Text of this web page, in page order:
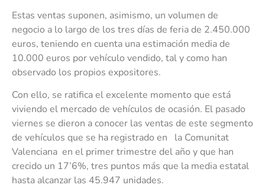
Estas ventas suponen, asimismo, un volumen de
negocio a lo largo de los tres días de feria de 2.450.000
euros, teniendo en cuenta una estimación media de
10.000 euros por vehículo vendido, tal y como han
observado los propios expositores.
Con ello, se ratifica el excelente momento que está
viviendo el mercado de vehículos de ocasión. El pasado
viernes se dieron a conocer las ventas de este segmento
de vehículos que se ha registrado en la Comunitat
Valenciana en el primer trimestre del año y que han
crecido un 17’6%, tres puntos más que la media estatal
hasta alcanzar las 45.947 unidades.